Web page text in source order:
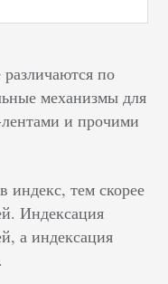
по
механизмы для
и прочими
индекс, тем скорее
Индексация
а индексация